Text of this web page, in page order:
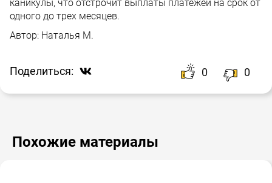
каникулы, что отстрочит выплаты платежей на срок от
одного до трех месяцев.
Автор: Наталья М.
Поделиться: 0 0
Похожие материалы